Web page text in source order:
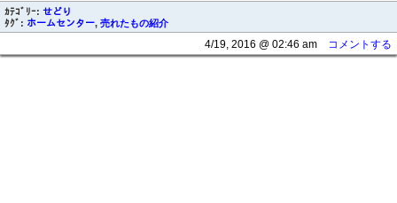
ｶﾃｺﾞﾘｰ: せどり
ﾀｸﾞ: ホームセンター, 売れたもの紹介
4/19, 2016 @ 02:46 am コメントする